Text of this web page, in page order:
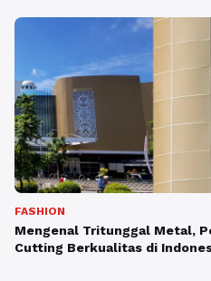
FASHION
Mengenal Tritunggal Metal,
Cutting Berkualitas di